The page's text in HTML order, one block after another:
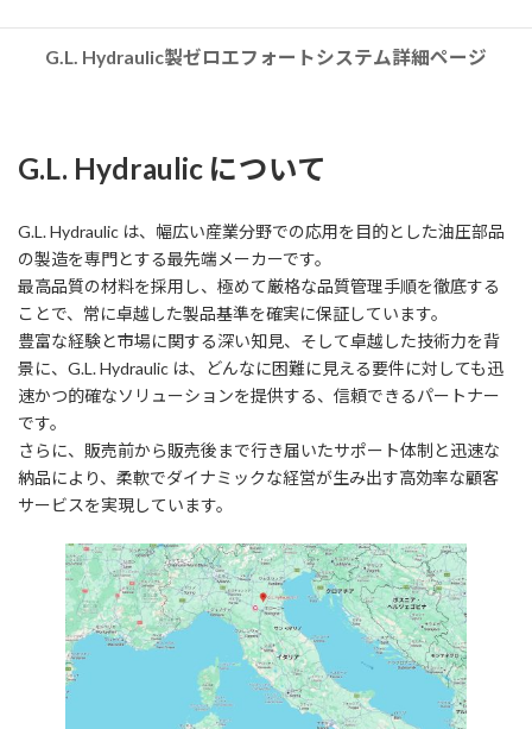
G.L. Hydraulic製ゼロエフォートシステム詳細ページ
G.L. Hydraulic について
G.L. Hydraulic は、幅広い産業分野での応用を目的とした油圧部品
の製造を専門とする最先端メーカーです。
最高品質の材料を採用し、極めて厳格な品質管理手順を徹底する
ことで、常に卓越した製品基準を確実に保証しています。
豊富な経験と市場に関する深い知見、そして卓越した技術力を背
景に、G.L. Hydraulic は、どんなに困難に見える要件に対しても迅
速かつ的確なソリューションを提供する、信頼できるパートナー
です。
さらに、販売前から販売後まで行き届いたサポート体制と迅速な
納品により、柔軟でダイナミックな経営が生み出す高効率な顧客
サービスを実現しています。